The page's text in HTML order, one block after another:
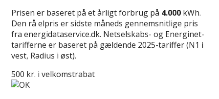
Prisen er baseret på et årligt forbrug på 4.000 kWh.
Den rå elpris er sidste måneds gennemsnitlige pris
fra energidataservice.dk. Netselskabs- og Energinet-
tarifferne er baseret på gældende 2025-tariffer (N1 i
vest, Radius i øst).
500 kr. i velkomstrabat